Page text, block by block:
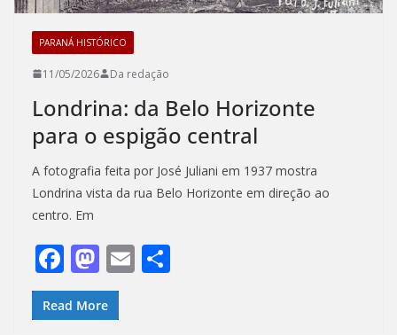
PARANÁ HISTÓRICO
11/05/2026 Da redação
Londrina: da Belo Horizonte
para o espigão central
A fotografia feita por José Juliani em 1937 mostra
Londrina vista da rua Belo Horizonte em direção ao
centro. Em
F
ac
e
M
as
to
E
Read More